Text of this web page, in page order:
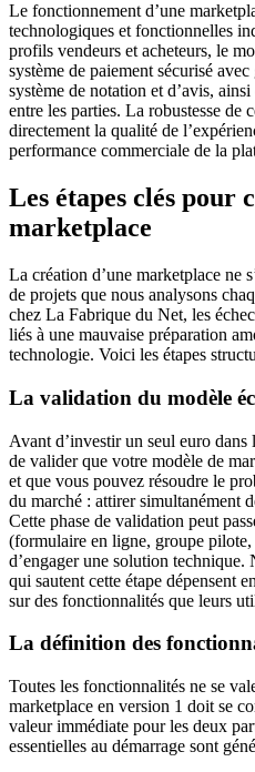
Le fonctionnement d’une
technologiques et fonctionnelles
profils vendeurs et acheteurs, le
système de paiement sécurisé
système de notation et d’avis,
entre les parties. La robustesse de
directement la qualité de
performance commerciale de la
Les étapes clés pour
marketplace
La création d’une marketplace ne
de projets que nous analysons
chez La Fabrique du Net, les
liés à une mauvaise préparation
technologie. Voici les étapes
La validation du modèle
Avant d’investir un seul euro
de valider que votre modèle de
et que vous pouvez résoudre le
du marché : attirer simultanément
Cette phase de validation peut
(formulaire en ligne, groupe
d’engager une solution technique.
qui sautent cette étape dépensent
sur des fonctionnalités que leurs
La définition des
Toutes les fonctionnalités ne se
marketplace en version 1 doit se
valeur immédiate pour les deux
essentielles au démarrage sont